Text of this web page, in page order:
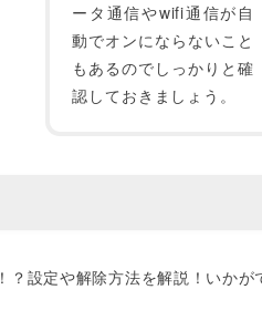
ータ通信やwifi通信が自
動でオンにならないこと
もあるのでしっかりと確
認しておきましょう。
？設定や解除方法を解説！いかが